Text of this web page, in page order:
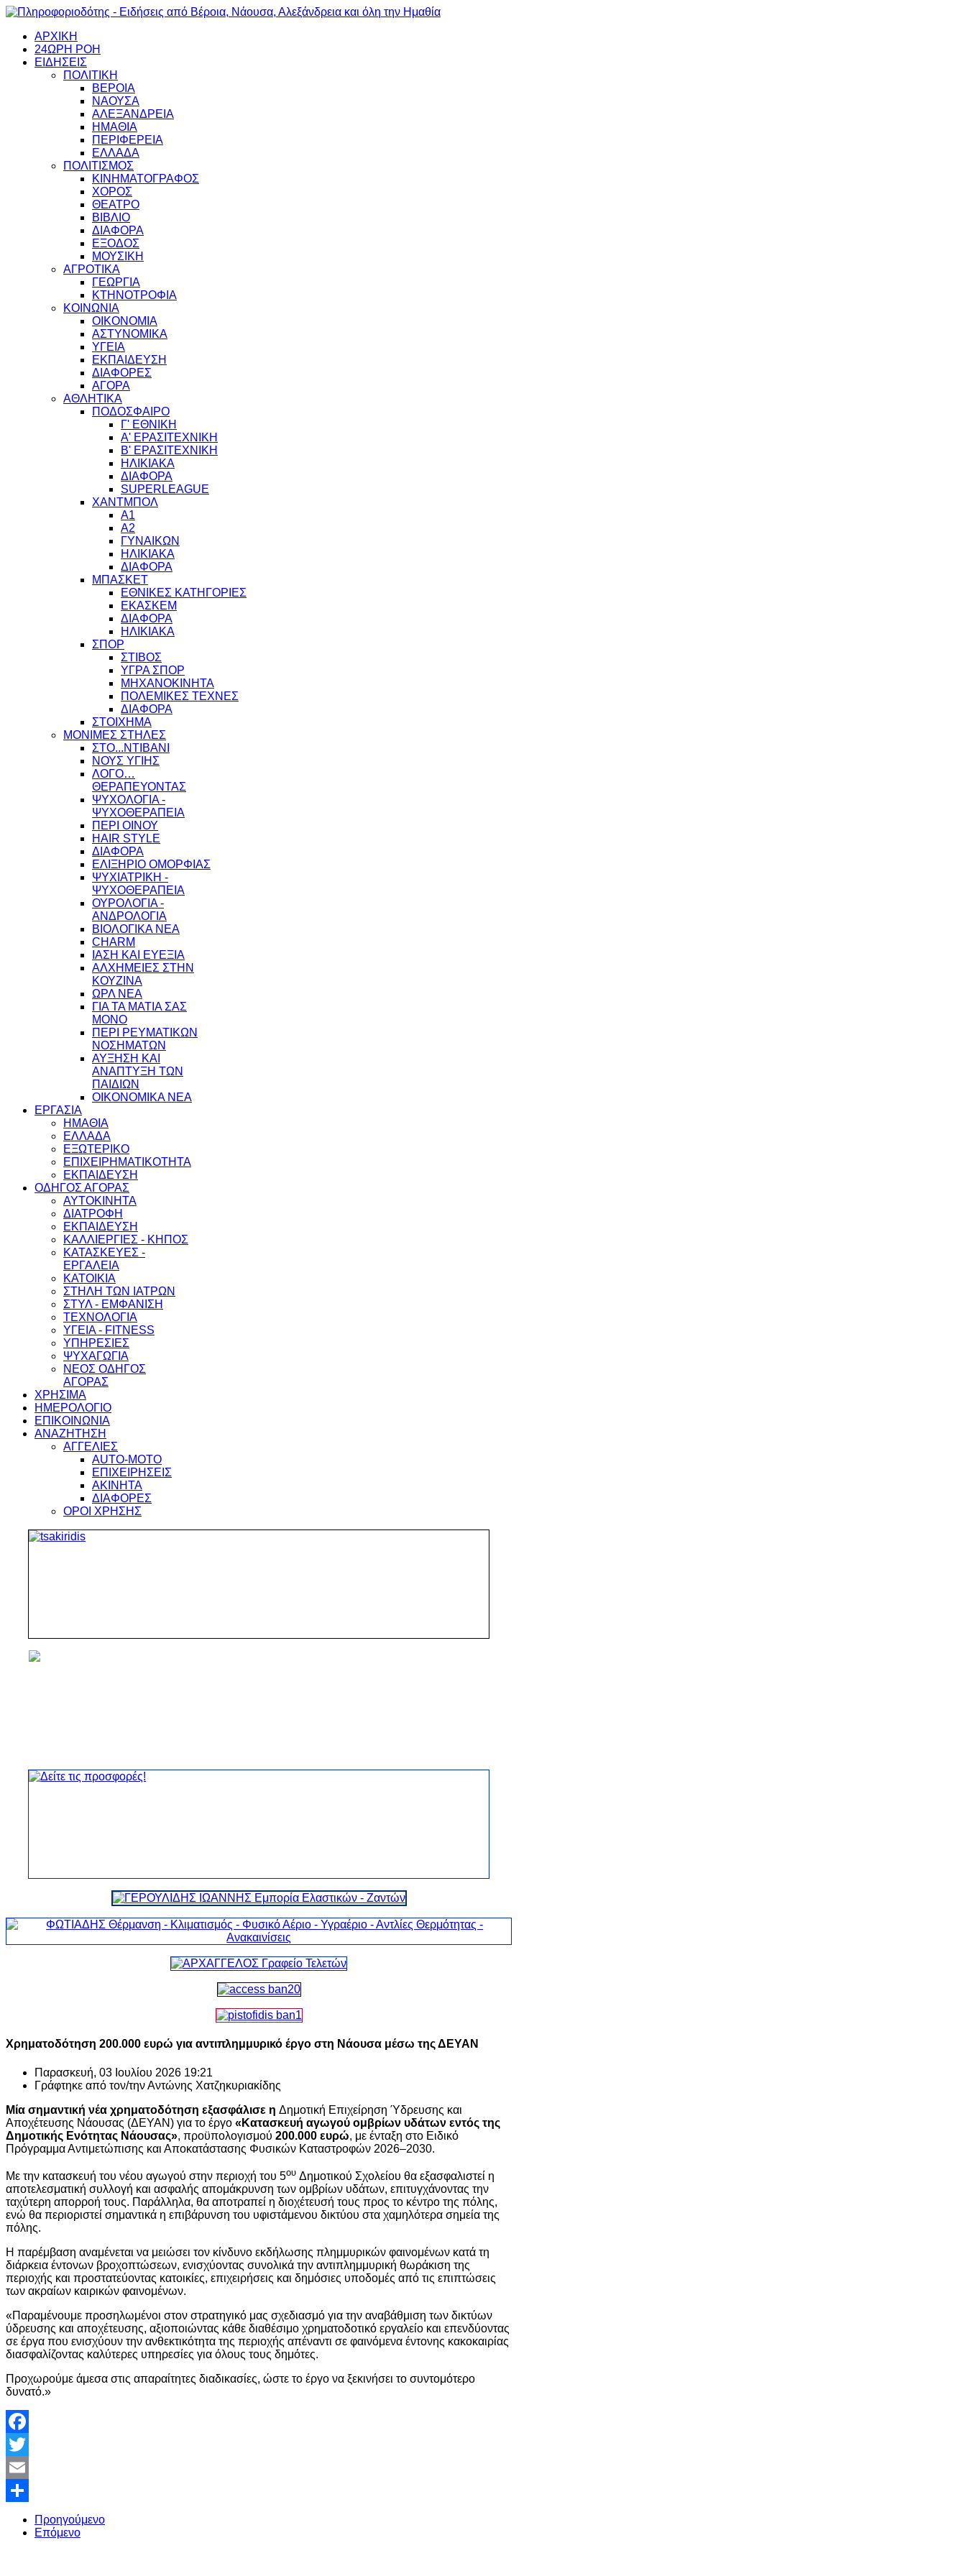
ΑΡΧΙΚΗ
24ΩΡΗ ΡΟΗ
ΕΙΔΗΣΕΙΣ
ΠΟΛΙΤΙΚΗ
ΒΕΡΟΙΑ
ΝΑΟΥΣΑ
ΑΛΕΞΑΝΔΡΕΙΑ
ΗΜΑΘΙΑ
ΠΕΡΙΦΕΡΕΙΑ
ΕΛΛΑΔΑ
ΠΟΛΙΤΙΣΜΟΣ
ΚΙΝΗΜΑΤΟΓΡΑΦΟΣ
ΧΟΡΟΣ
ΘΕΑΤΡΟ
ΒΙΒΛΙΟ
ΔΙΑΦΟΡΑ
ΕΞΟΔΟΣ
ΜΟΥΣΙΚΗ
ΑΓΡΟΤΙΚΑ
ΓΕΩΡΓΙΑ
ΚΤΗΝΟΤΡΟΦΙΑ
ΚΟΙΝΩΝΙΑ
ΟΙΚΟΝΟΜΙΑ
ΑΣΤΥΝΟΜΙΚΑ
ΥΓΕΙΑ
ΕΚΠΑΙΔΕΥΣΗ
ΔΙΑΦΟΡΕΣ
ΑΓΟΡΑ
ΑΘΛΗΤΙΚΑ
ΠΟΔΟΣΦΑΙΡΟ
Γ' ΕΘΝΙΚΗ
Α' ΕΡΑΣΙΤΕΧΝΙΚΗ
Β' ΕΡΑΣΙΤΕΧΝΙΚΗ
ΗΛΙΚΙΑΚΑ
ΔΙΑΦΟΡΑ
SUPERLEAGUE
ΧΑΝΤΜΠΟΛ
Α1
Α2
ΓΥΝΑΙΚΩΝ
ΗΛΙΚΙΑΚΑ
ΔΙΑΦΟΡΑ
ΜΠΑΣΚΕΤ
ΕΘΝΙΚΕΣ ΚΑΤΗΓΟΡΙΕΣ
ΕΚΑΣΚΕΜ
ΔΙΑΦΟΡΑ
ΗΛΙΚΙΑΚΑ
ΣΠΟΡ
ΣΤΙΒΟΣ
ΥΓΡΑ ΣΠΟΡ
ΜΗΧΑΝΟΚΙΝΗΤΑ
ΠΟΛΕΜΙΚΕΣ ΤΕΧΝΕΣ
ΔΙΑΦΟΡΑ
ΣΤΟΙΧΗΜΑ
ΜΟΝΙΜΕΣ ΣΤΗΛΕΣ
ΣΤΟ...ΝΤΙΒΑΝΙ
ΝΟΥΣ ΥΓΙΗΣ
ΛΟΓΟ…
ΘΕΡΑΠΕΥΟΝΤΑΣ
ΨΥΧΟΛΟΓΙΑ -
ΨΥΧΟΘΕΡΑΠΕΙΑ
ΠΕΡΙ ΟΙΝΟΥ
HAIR STYLE
ΔΙΑΦΟΡΑ
ΕΛΙΞΗΡΙΟ ΟΜΟΡΦΙΑΣ
ΨΥΧΙΑΤΡΙΚΗ -
ΨΥΧΟΘΕΡΑΠΕΙΑ
ΟΥΡΟΛΟΓΙΑ -
ΑΝΔΡΟΛΟΓΙΑ
ΒΙΟΛΟΓΙΚΑ ΝΕΑ
CHARM
ΙΑΣΗ ΚΑΙ ΕΥΕΞΙΑ
ΑΛΧΗΜΕΙΕΣ ΣΤΗΝ
ΚΟΥΖΙΝΑ
ΩΡΛ ΝEA
ΓΙΑ ΤΑ ΜΑΤΙΑ ΣΑΣ
ΜΟΝΟ
ΠΕΡΙ ΡΕΥΜΑΤΙΚΩΝ
ΝΟΣΗΜΑΤΩΝ
ΑΥΞΗΣΗ ΚΑΙ
ΑΝΑΠΤΥΞΗ ΤΩΝ
ΠΑΙΔΙΩΝ
ΟΙΚΟΝΟΜΙΚΑ ΝΕΑ
ΕΡΓΑΣΙΑ
ΗΜΑΘΙΑ
ΕΛΛΑΔΑ
ΕΞΩΤΕΡΙΚΟ
ΕΠΙΧΕΙΡΗΜΑΤΙΚΟΤΗΤΑ
ΕΚΠΑΙΔΕΥΣΗ
ΟΔΗΓΟΣ ΑΓΟΡΑΣ
ΑΥΤΟΚΙΝΗΤΑ
ΔΙΑΤΡΟΦΗ
ΕΚΠΑΙΔΕΥΣΗ
ΚΑΛΛΙΕΡΓΙΕΣ - ΚΗΠΟΣ
ΚΑΤΑΣΚΕΥΕΣ -
ΕΡΓΑΛΕΙΑ
ΚΑΤΟΙΚΙΑ
ΣΤΗΛΗ ΤΩΝ ΙΑΤΡΩΝ
ΣΤΥΛ - ΕΜΦΑΝΙΣΗ
ΤΕΧΝΟΛΟΓΙΑ
ΥΓΕΙΑ - FITNESS
ΥΠΗΡΕΣΙΕΣ
ΨΥΧΑΓΩΓΙΑ
ΝΕΟΣ ΟΔΗΓΟΣ
ΑΓΟΡΑΣ
ΧΡΗΣΙΜΑ
ΗΜΕΡΟΛΟΓΙΟ
ΕΠΙΚΟΙΝΩΝΙΑ
ΑΝΑΖΗΤΗΣΗ
ΑΓΓΕΛΙΕΣ
AUTO-MOTO
ΕΠΙΧΕΙΡΗΣΕΙΣ
ΑΚΙΝΗΤΑ
ΔΙΑΦΟΡΕΣ
ΟΡΟΙ ΧΡΗΣΗΣ
Χρηματοδότηση 200.000 ευρώ για αντιπλημμυρικό έργο στη Νάουσα μέσω της ΔΕΥΑΝ
Παρασκευή, 03 Ιουλίου 2026 19:21
Γράφτηκε από τον/τηνΑντώνης Χατζηκυριακίδης
Μία σημαντική νέα χρηματοδότηση εξασφάλισε η Δημοτική Επιχείρηση Ύδρευσης και
Αποχέτευσης Νάουσας (ΔΕΥΑΝ) για το έργο «Κατασκευή αγωγού ομβρίων υδάτων εντός της
Δημοτικής Ενότητας Νάουσας», προϋπολογισμού 200.000 ευρώ, με ένταξη στο Ειδικό
Πρόγραμμα Αντιμετώπισης και Αποκατάστασης Φυσικών Καταστροφών 2026–2030.
Με την κατασκευή του νέου αγωγού στην περιοχή του 5ου Δημοτικού Σχολείου θα εξασφαλιστεί η
αποτελεσματική συλλογή και ασφαλής απομάκρυνση των ομβρίων υδάτων, επιτυγχάνοντας την
ταχύτερη απορροή τους. Παράλληλα, θα αποτραπεί η διοχέτευσή τους προς το κέντρο της πόλης,
ενώ θα περιοριστεί σημαντικά η επιβάρυνση του υφιστάμενου δικτύου στα χαμηλότερα σημεία της
πόλης.
Η παρέμβαση αναμένεται να μειώσει τον κίνδυνο εκδήλωσης πλημμυρικών φαινομένων κατά τη
διάρκεια έντονων βροχοπτώσεων, ενισχύοντας συνολικά την αντιπλημμυρική θωράκιση της
περιοχής και προστατεύοντας κατοικίες, επιχειρήσεις και δημόσιες υποδομές από τις επιπτώσεις
των ακραίων καιρικών φαινομένων.
«Παραμένουμε προσηλωμένοι στον στρατηγικό μας σχεδιασμό για την αναβάθμιση των δικτύων
ύδρευσης και αποχέτευσης, αξιοποιώντας κάθε διαθέσιμο χρηματοδοτικό εργαλείο και επενδύοντας
σε έργα που ενισχύουν την ανθεκτικότητα της περιοχής απέναντι σε φαινόμενα έντονης κακοκαιρίας
διασφαλίζοντας καλύτερες υπηρεσίες για όλους τους δημότες.
Προχωρούμε άμεσα στις απαραίτητες διαδικασίες, ώστε το έργο να ξεκινήσει το συντομότερο
δυνατό.»
Facebook
Twitter
Email
Share
Προηγούμενο
Επόμενο